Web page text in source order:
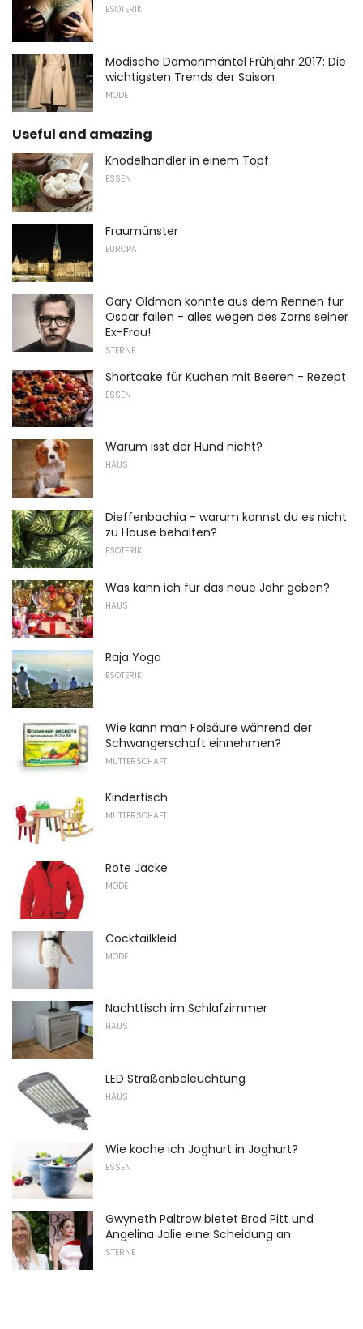
ESOTERIK
Modische Damenmäntel Frühjahr 2017: Die
wichtigsten Trends der Saison
MODE
Useful and amazing
Knödelhändler in einem Topf
ESSEN
Fraumünster
EUROPA
Gary Oldman könnte aus dem Rennen für
Oscar fallen - alles wegen des Zorns seiner
Ex-Frau!
STERNE
Shortcake für Kuchen mit Beeren - Rezept
ESSEN
Warum isst der Hund nicht?
HAUS
Dieffenbachia - warum kannst du es nicht
zu Hause behalten?
ESOTERIK
Was kann ich für das neue Jahr geben?
HAUS
Raja Yoga
ESOTERIK
Wie kann man Folsäure während der
Schwangerschaft einnehmen?
MUTTERSCHAFT
Kindertisch
MUTTERSCHAFT
Rote Jacke
MODE
Cocktailkleid
MODE
Nachttisch im Schlafzimmer
HAUS
LED Straßenbeleuchtung
HAUS
Wie koche ich Joghurt in Joghurt?
ESSEN
Gwyneth Paltrow bietet Brad Pitt und
Angelina Jolie eine Scheidung an
STERNE